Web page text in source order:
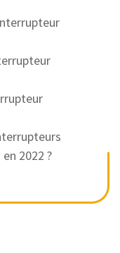
2022 ?